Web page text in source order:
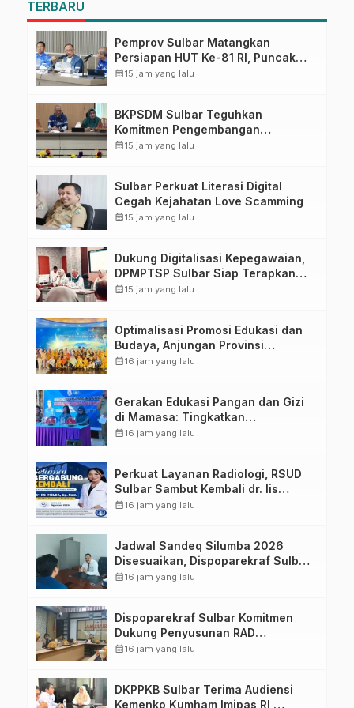
TERBARU
Pemprov Sulbar Matangkan
Persiapan HUT Ke-81 RI, Puncak
Upacara di Lapangan Ahmad
calendar_month15 jam yang lalu
BKPSDM Sulbar Teguhkan
Komitmen Pengembangan
Kompetensi ASN melalui
calendar_month15 jam yang lalu
Sulbar Perkuat Literasi Digital
Cegah Kejahatan Love Scamming
calendar_month15 jam yang lalu
Dukung Digitalisasi Kepegawaian,
DPMPTSP Sulbar Siap Terapkan
Aplikasi FLEKSI ASN
calendar_month15 jam yang lalu
Optimalisasi Promosi Edukasi dan
Budaya, Anjungan Provinsi
Sulawesi Barat Perkuat Kolaborasi
calendar_month16 jam yang lalu
Gerakan Edukasi Pangan dan Gizi
di Mamasa: Tingkatkan
Pengetahuan dan Keterampilan
calendar_month16 jam yang lalu
Perkuat Layanan Radiologi, RSUD
Sulbar Sambut Kembali dr. Iis
Imelda, Sp.Rad
calendar_month16 jam yang lalu
Jadwal Sandeq Silumba 2026
Disesuaikan, Dispoparekraf Sulbar
Pastikan Persiapan Tetap
calendar_month16 jam yang lalu
Dispoparekraf Sulbar Komitmen
Dukung Penyusunan RAD
TPB/SDGs Sulawesi Barat
calendar_month16 jam yang lalu
DKPPKB Sulbar Terima Audiensi
Kemenko Kumham Imipas RI,